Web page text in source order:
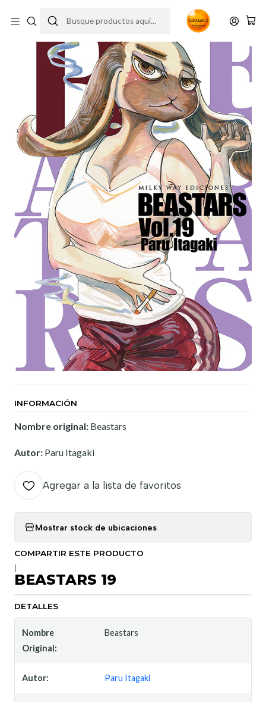
INFORMACIÓN
Nombre original: Beastars
Autor: Paru Itagaki
Agregar a la lista de favoritos
Mostrar stock de ubicaciones
COMPARTIR ESTE PRODUCTO
BEASTARS 19
DETALLES
Nombre
Original:
Beastars
Autor: Paru Itagaki